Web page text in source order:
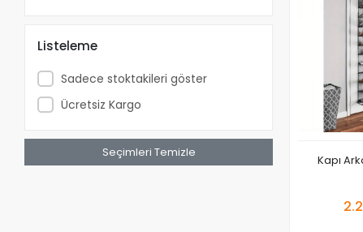
Listeleme
Sadece stoktakileri göster
Ücretsiz Kargo
Seçimleri Temizle
Kapı